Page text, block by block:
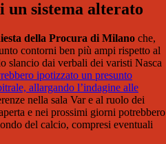
sistema alterato
della Procura di Milano che,
contorni ben più ampi rispetto al
slancio dai verbali dei varisti Nasca
ipotizzato un presunto
allargando l’indagine alle
nella sala Var e al ruolo dei
e nei prossimi giorni potrebbero
del calcio, compresi eventuali